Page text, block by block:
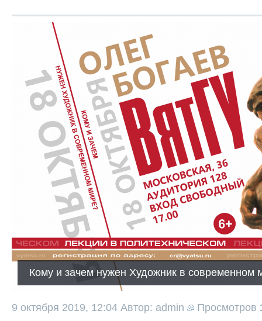
Кому и зачем нужен Художник в современном
9 октября 2019, 12:04 Автор: admin Просмотров